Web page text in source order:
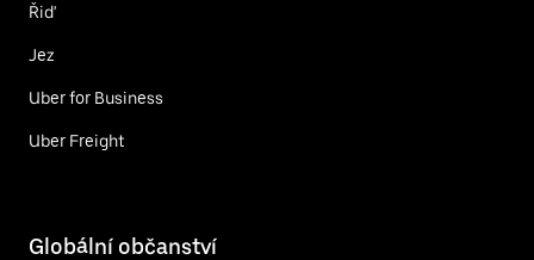
Řiď
Jez
Uber for Business
Uber Freight
Globální občanství